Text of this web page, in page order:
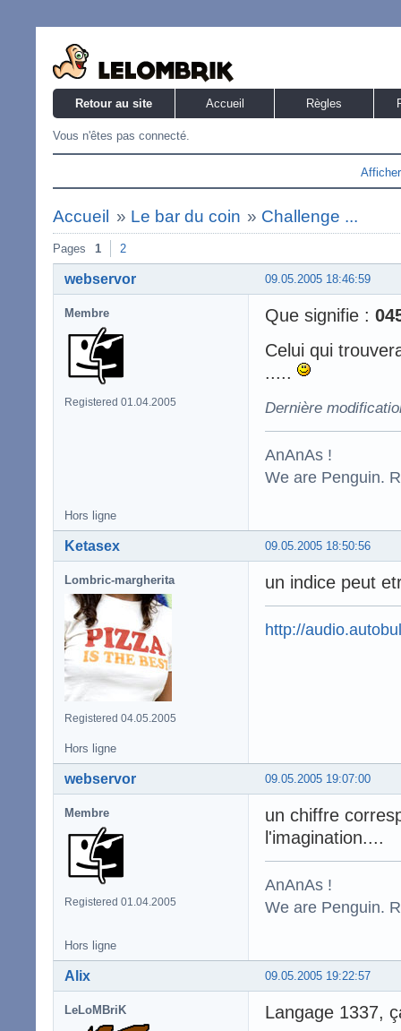
Retour au site Accueil Règles
Vous n'êtes pas connecté.
Accueil » Le bar du coin » Challenge ...
Pages 1 2
09.05.2005 18:46:59
webservor
Membre
Registered 01.04.2005
Que signifie :
Celui qui
.....
Dernière
AnAnAs !
We are Penguin.
Hors ligne
09.05.2005 18:50:56
Ketasex
Lombric-margherita
Registered 04.05.2005
un indice peut
http://
Hors ligne
09.05.2005 19:07:00
webservor
Membre
Registered 01.04.2005
un chiffre
l'imagination....
AnAnAs !
We are Penguin.
Hors ligne
09.05.2005 19:22:57
Alix
LeLoMBriK
Langage 1337,